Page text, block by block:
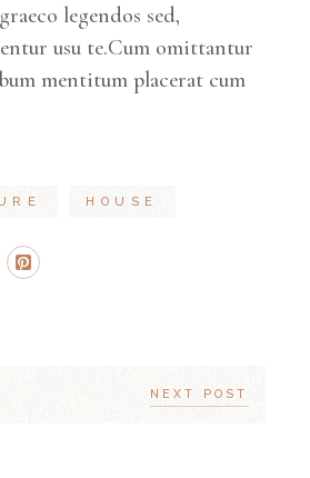
legendos sed,
usu te.Cum omittantur
mentitum placerat cum
HOUSE
NEXT POST